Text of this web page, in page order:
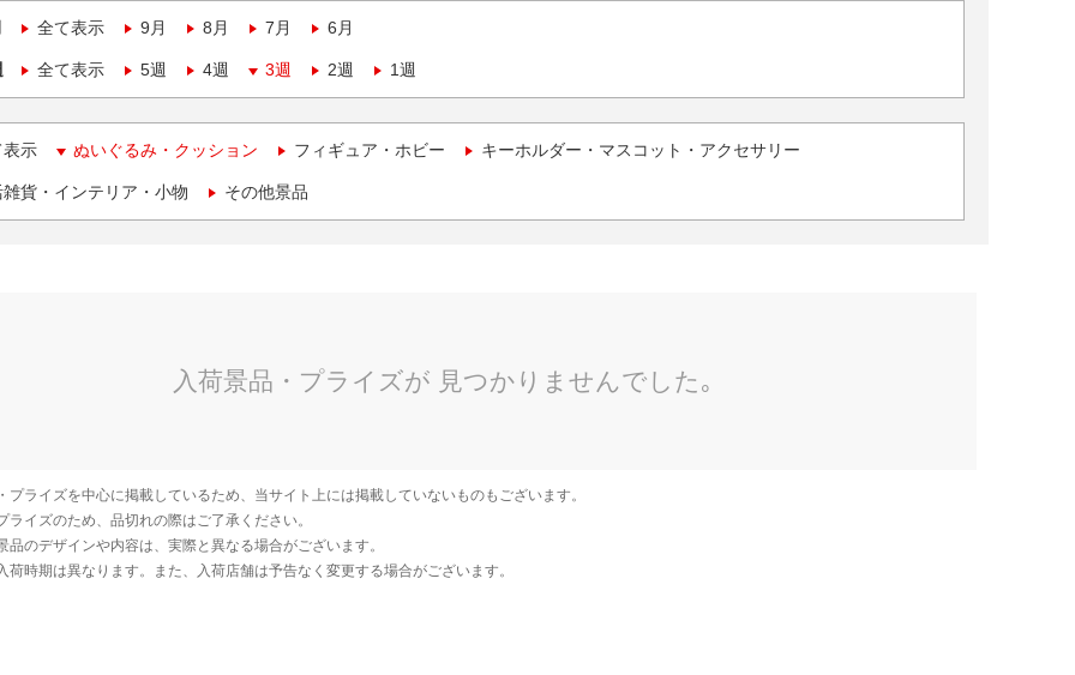
全て表示 9月 8月 7月 6月
全て表示 5週 4週 3週 2週 1週
表示 ぬいぐるみ・クッション フィギュア・ホビー キーホルダー・マスコット・アクセサリー
貨・インテリア・小物 その他景品